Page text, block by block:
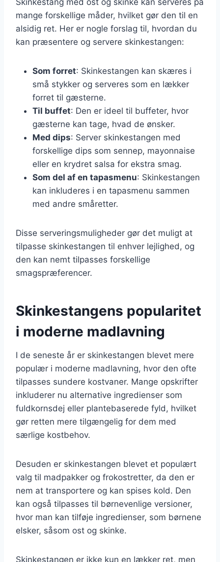
mange forskellige måder, hvilket gør den til en
alsidig ret. Her er nogle forslag til, hvordan du
kan præsentere og servere skinkestangen:
Som forret: Skinkestangen kan skæres i
små stykker og serveres som en lækker
forret til gæsterne.
Til buffet: Den er ideel til buffeter, hvor
gæsterne kan tage, hvad de ønsker.
Med dips: Server skinkestangen med
forskellige dips som sennep, mayonnaise
eller en krydret salsa for ekstra smag.
Som del af en tapasmenu: Skinkestangen
kan inkluderes i en tapasmenu sammen
med andre småretter.
Disse serveringsmuligheder gør det muligt at
tilpasse skinkestangen til enhver lejlighed, og
den kan nemt tilpasses forskellige
smagspræferencer.
Skinkestangens popularitet
i moderne madlavning
I de seneste år er skinkestangen blevet mere
populær i moderne madlavning, hvor den ofte
tilpasses sundere kostvaner. Mange opskrifter
inkluderer nu alternative ingredienser som
fuldkornsdej eller plantebaserede fyld, hvilket
gør retten mere tilgængelig for dem med
særlige kostbehov.
Desuden er skinkestangen blevet et populært
valg til madpakker og frokostretter, da den er
nem at transportere og kan spises kold. Den
kan også tilpasses til børnevenlige versioner,
hvor man kan tilføje ingredienser, som børnene
elsker, såsom ost og skinke.
Skinkestangen er ikke kun en lækker ret, men